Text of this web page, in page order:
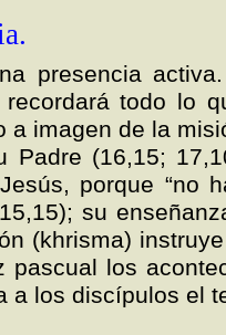
presencia
todo lo
imagen de la
(16,15;
porque
su
(khrisma)
los
los discípulos el